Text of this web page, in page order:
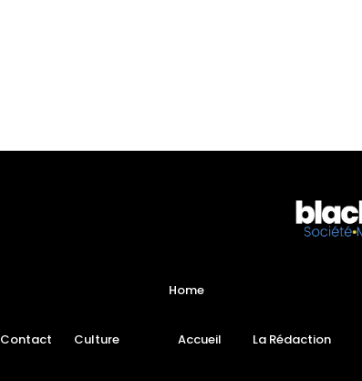
Contact Culture
Home
Accueil La Rédaction